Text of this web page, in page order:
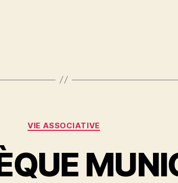
Catégories
VIE ASSOCIATIVE